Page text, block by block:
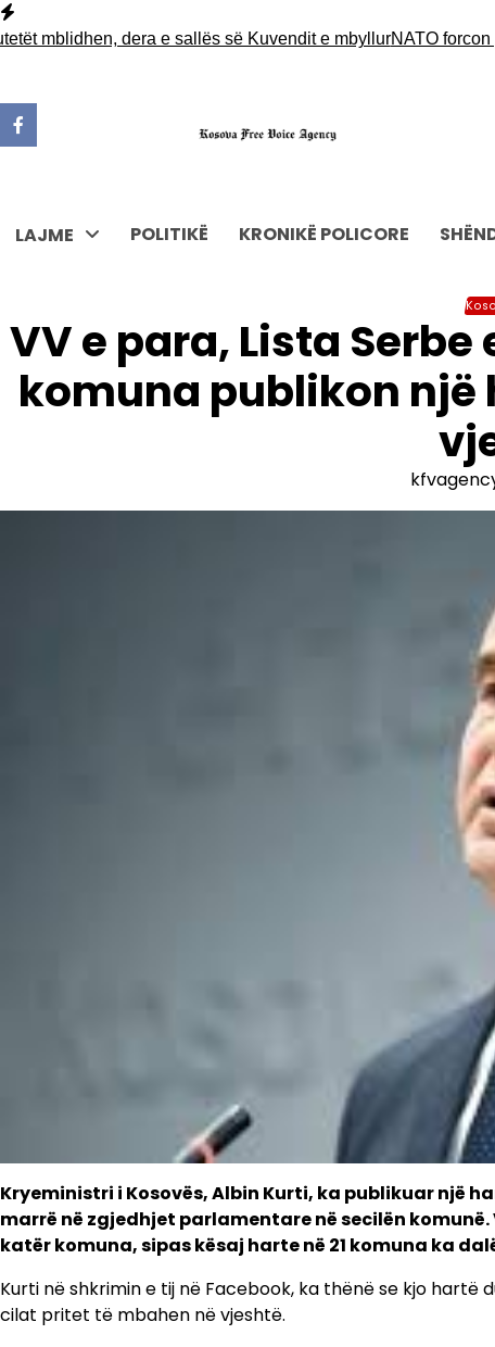
Skip
to
dera e sallës së Kuvendit e mbyllurNATO forcon
LAJME POLITIKË KRONIKË POLICORE
VV e para, Lista
komuna publikon një
Kryeministri i Kosovës, Albin Kurti, ka publikuar një
marrë në zgjedhjet parlamentare në secilën
katër komuna, sipas kësaj harte në 21 komuna ka
Kurti në shkrimin e tij në Facebook, ka thënë se kjo
cilat pritet të mbahen në vjeshtë.